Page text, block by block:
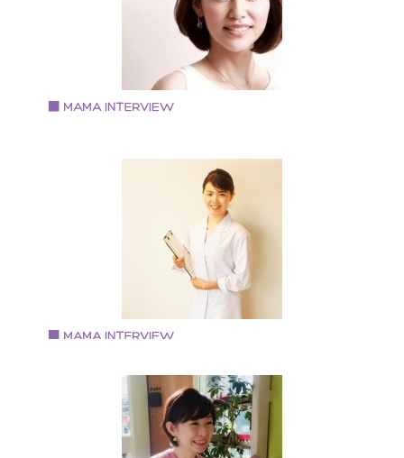
asflower---tomo 【Instagram】 tomo5177
アファメーションメイクアドバイザー
1978年生まれ 2児の母 神奈川県出身、小学校5年生の
時、関西に引っ越し 会社勤めをしながらメイクの世界
出産を機にベビーマッサージと出会う 自宅にてベビー
ッサージ教室と子連れメイクサロンをオープン カルチ
ーセンターや企業への講座も行う 現在、メイクカラー
ナリスト(R)としても活動 http://www.joyful-angels.com/
管理栄養士 食育教室『いなほ』主宰
神戸学院大学栄養学部を卒業 管理栄養士 調理師 2児
の母 健康診断の個人栄養指導実績あり 栄養コンシェル